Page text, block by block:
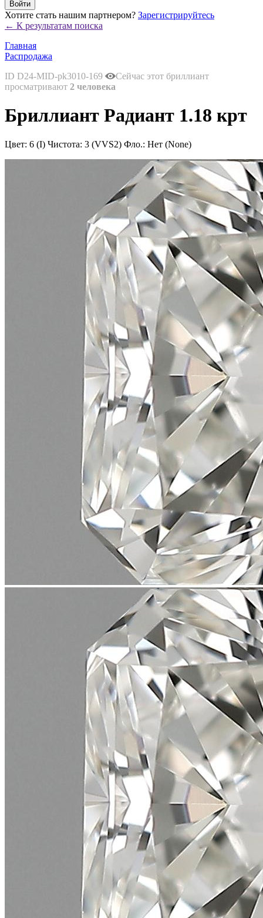
Войти
Хотите стать нашим партнером? Зарегистрируйтесь
← К результатам поиска
Главная
Распродажа
ID D24-MID-pk3010-169
Сейчас этот бриллиант
просматривают 2 человека
Бриллиант Радиант 1.18 крт
Цвет: 6 (I) Чистота: 3 (VVS2) Фло.: Нет (None)